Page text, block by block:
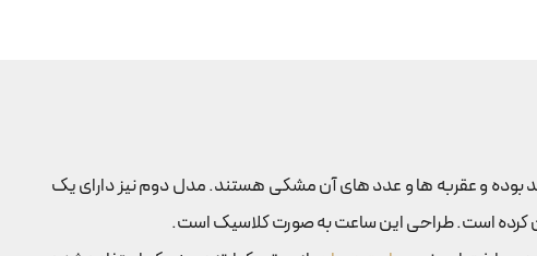
و عقربه ها و عدد های آن مشکی هستند. مدل دوم نیز دارای یک